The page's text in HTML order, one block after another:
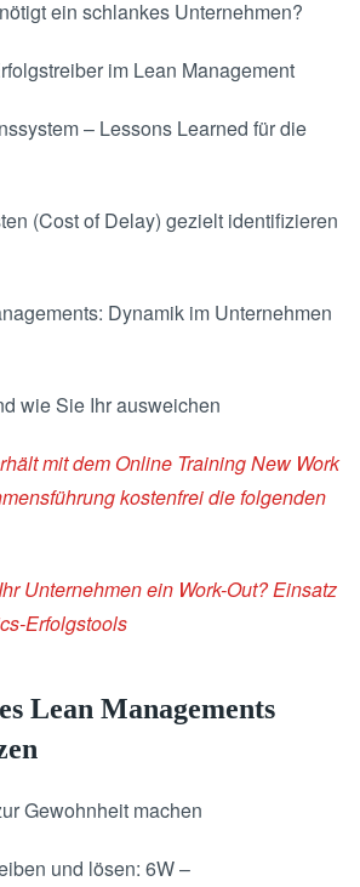
ein schlankes Unternehmen?
im Lean Management
– Lessons Learned für die
(Cost of Delay) gezielt identifizieren
Dynamik im Unternehmen
wie Sie Ihr ausweichen
mit dem Online Training New Work
kostenfrei die folgenden
Unternehmen ein Work-Out? Einsatz
Erfolgstools
Lean Managements
Gewohnheit machen
und lösen: 6W –